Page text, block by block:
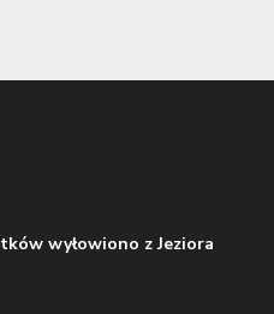
wyłowiono z Jeziora